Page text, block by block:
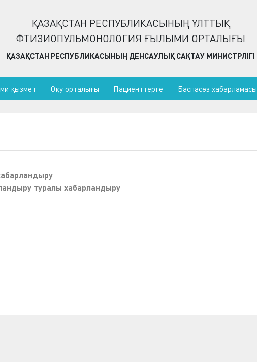
ҚАЗАҚСТАН РЕСПУБЛИКАСЫНЫҢ ҰЛТТЫҚ
ФТИЗИОПУЛЬМОНОЛОГИЯ ҒЫЛЫМИ ОРТАЛЫҒЫ
ҚАЗАҚСТАН РЕСПУБЛИКАСЫНЫҢ ДЕНСАУЛЫҚ САҚТАУ МИНИСТРЛІГІ
қызмет Оқу орталығы Пациенттерге Баспасөз хабарламасы
туралы хабарландыру